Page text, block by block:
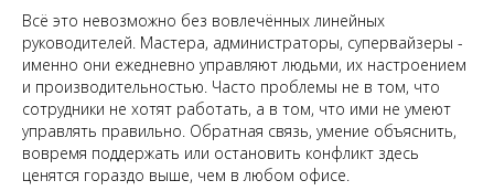
Всё это невозможно без вовлечённых линейных
руководителей. Мастера, администраторы, супервайзеры -
именно они ежедневно управляют людьми, их настроением
и производительностью. Часто проблемы не в том, что
сотрудники не хотят работать, а в том, что ими не умеют
управлять правильно. Обратная связь, умение объяснить,
вовремя поддержать или остановить конфликт здесь
ценятся гораздо выше, чем в любом офисе.